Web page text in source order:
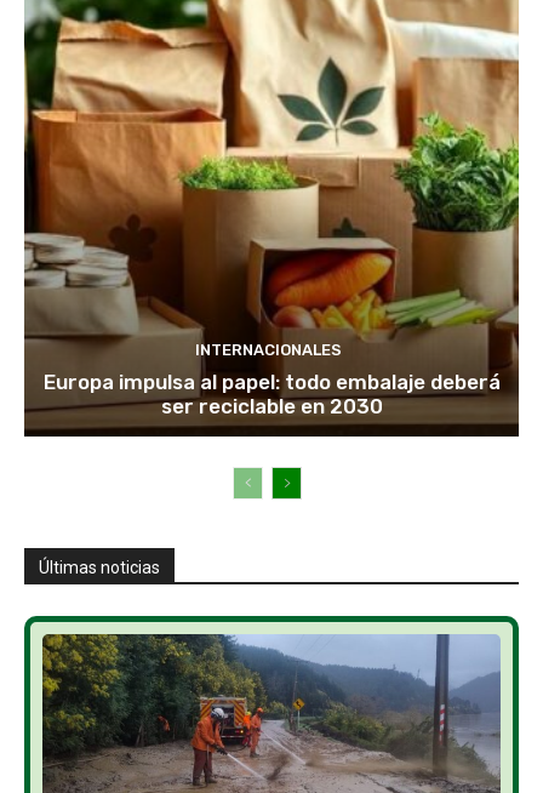
INTERNACIONALES
Europa impulsa al papel: todo embalaje deberá
ser reciclable en 2030
Últimas noticias